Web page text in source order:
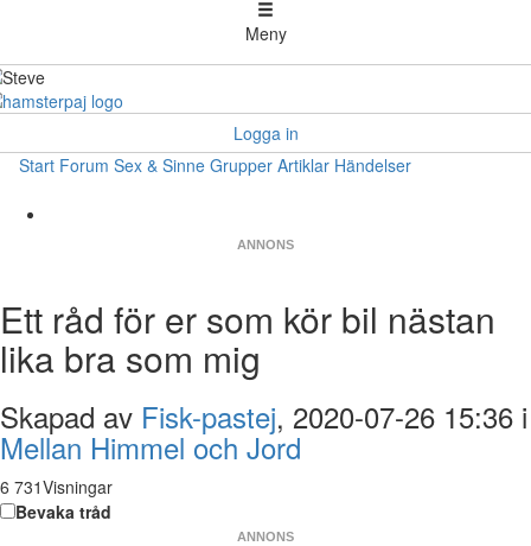
Meny
Logga in
Start Forum Sex & Sinne Grupper Artiklar Händelser
ANNONS
Ett råd för er som kör bil nästan
lika bra som mig
Skapad av Fisk-pastej, 2020-07-26 15:36 i
Mellan Himmel och Jord
6 731Visningar
Bevaka tråd
ANNONS